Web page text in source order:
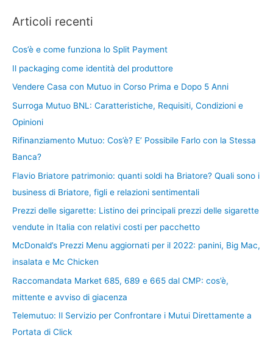
Articoli recenti
Cos’è e come funziona lo Split Payment
Il packaging come identità del produttore
Vendere Casa con Mutuo in Corso Prima e Dopo 5 Anni
Surroga Mutuo BNL: Caratteristiche, Requisiti, Condizioni e
Opinioni
Rifinanziamento Mutuo: Cos’è? E’ Possibile Farlo con la Stessa
Banca?
Flavio Briatore patrimonio: quanti soldi ha Briatore? Quali sono i
business di Briatore, figli e relazioni sentimentali
Prezzi delle sigarette: Listino dei principali prezzi delle sigarette
vendute in Italia con relativi costi per pacchetto
McDonald’s Prezzi Menu aggiornati per il 2022: panini, Big Mac,
insalata e Mc Chicken
Raccomandata Market 685, 689 e 665 dal CMP: cos’è,
mittente e avviso di giacenza
Telemutuo: Il Servizio per Confrontare i Mutui Direttamente a
Portata di Click